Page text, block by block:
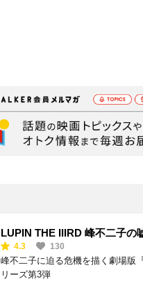
LUPIN THE IIIRD 峰不二子の
4.3 130
峰不二子に迫る危機を描く劇場版
リーズ第3弾